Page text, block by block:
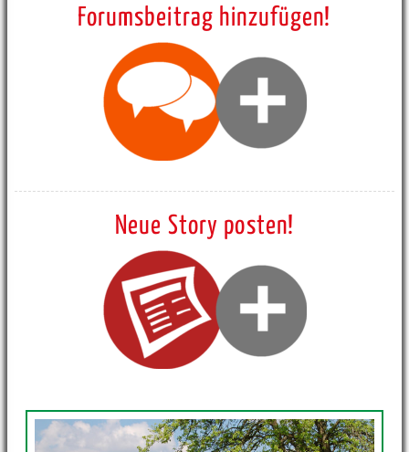
Forumsbeitrag hinzufügen!
Neue Story posten!